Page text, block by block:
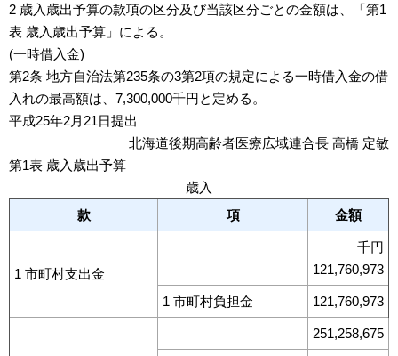
2 歳入歳出予算の款項の区分及び当該区分ごとの金額は、「第1
表 歳入歳出予算」による。
(一時借入金)
第2条 地方自治法第235条の3第2項の規定による一時借入金の借
入れの最高額は、7,300,000千円と定める。
平成25年2月21日提出
北海道後期高齢者医療広域連合長 高橋 定敏
第1表 歳入歳出予算
歳入
款
項 金額
1 市町村支出金
千円
121,760,973
1 市町村負担金 121,760,973
251,258,675